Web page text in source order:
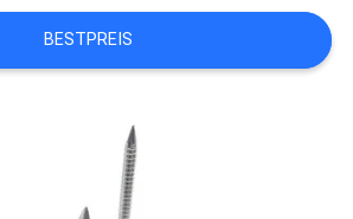
BESTPREIS